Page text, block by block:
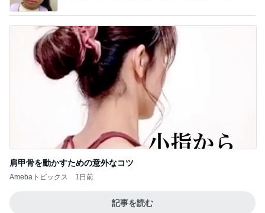
肩甲骨を動かすための意外なコツ
Amebaトピックス 1日前
記事を読む